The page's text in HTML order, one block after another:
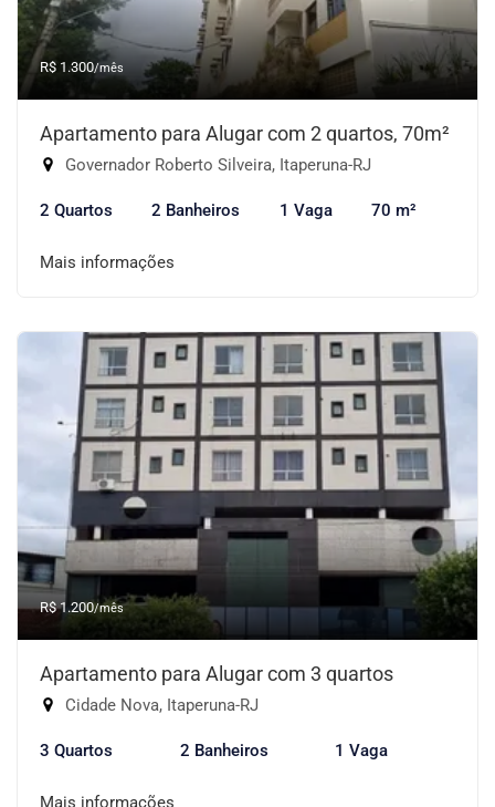
R$ 1.300/mês
Apartamento para Alugar com 2 quartos, 70m²
Governador Roberto Silveira, Itaperuna-RJ
2 Quartos 2 Banheiros 1 Vaga 70 m²
Mais informações
R$ 1.200/mês
Apartamento para Alugar com 3 quartos
Cidade Nova, Itaperuna-RJ
3 Quartos 2 Banheiros 1 Vaga
Mais informações